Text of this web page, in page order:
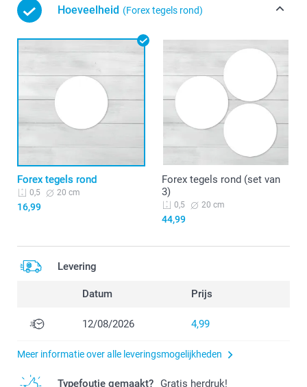
Hoeveelheid (Forex tegels rond)
Forex tegels rond
0,5 20 cm
16,99
Forex tegels rond (set van
3)
0,5 20 cm
44,99
Levering
Datum Prijs
12/08/2026 4,99
Meer informatie over alle leveringsmogelijkheden
Typefoutje gemaakt? Gratis herdruk!